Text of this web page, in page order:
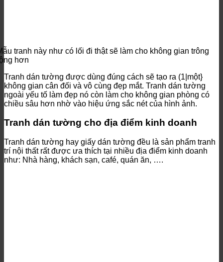
tranh này như có lối đi thật sẽ làm cho không gian trông
hơn
Tranh dán tường được dùng đúng cách sẽ tạo ra (1|một}
không gian cân đối và vô cùng đẹp mắt. Tranh dán tường
ngoài yếu tố làm đẹp nó còn làm cho không gian phòng có
chiều sâu hơn nhờ vào hiệu ứng sắc nét của hình ảnh.
Tranh dán tường cho địa điểm kinh doanh
Tranh dán tường hay giấy dán tường đều là sản phẩm tranh
trí nội thất rất được ưa thích tại nhiều địa điểm kinh doanh
như: Nhà hàng, khách sạn, café, quán ăn, ….